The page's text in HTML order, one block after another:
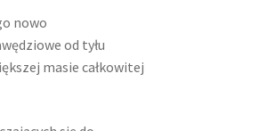
nowo
od tyłu
masie całkowitej